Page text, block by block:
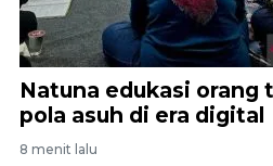
Natuna edukasi orang
pola asuh di era digital
8 menit lalu